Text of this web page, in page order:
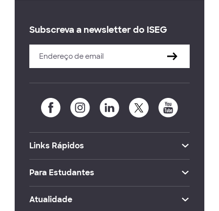
Subscreva a newsletter do ISEG
Links Rápidos
Para Estudantes
Atualidade